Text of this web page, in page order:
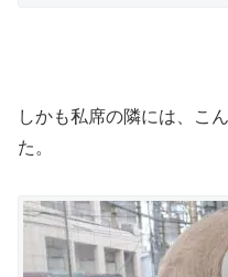
しかも私席の隣には、こ
た。